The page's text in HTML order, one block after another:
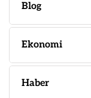
Blog
Ekonomi
Haber